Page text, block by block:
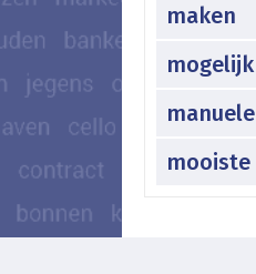
maken
mogelijk
manuele
mooiste